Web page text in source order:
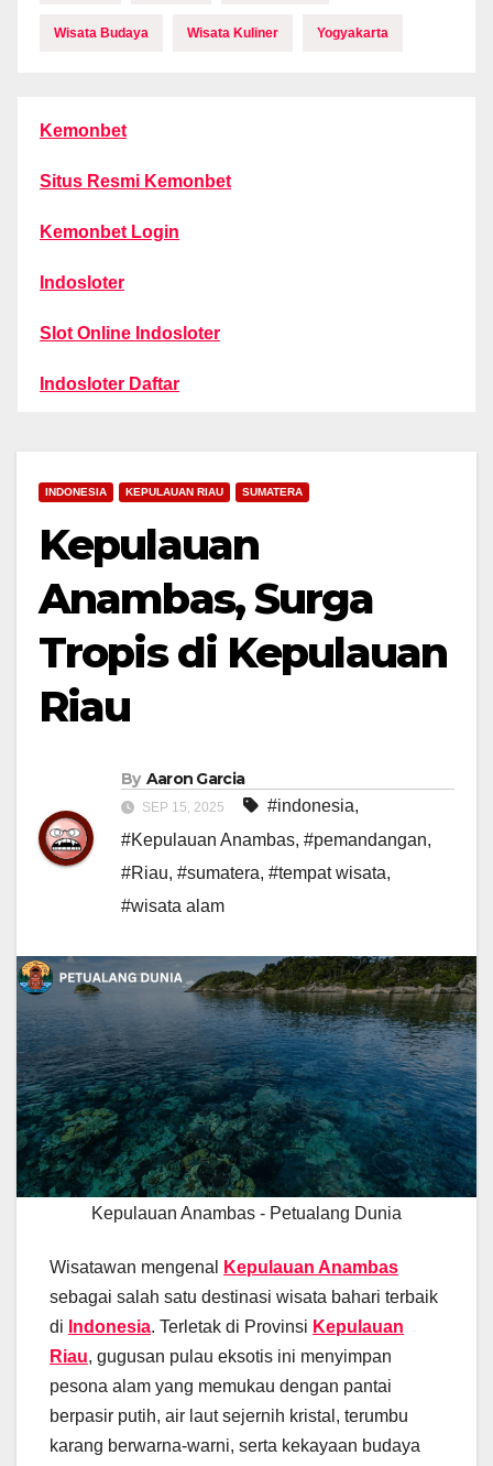
Wisata Budaya Wisata Kuliner Yogyakarta
Kemonbet
Situs Resmi Kemonbet
Kemonbet Login
Indosloter
Slot Online Indosloter
Indosloter Daftar
INDONESIA KEPULAUAN RIAU SUMATERA
Kepulauan
Anambas, Surga
Tropis di Kepulauan
Riau
By Aaron Garcia
SEP 15, 2025 #indonesia,
#Kepulauan Anambas, #pemandangan,
#Riau, #sumatera, #tempat wisata,
#wisata alam
Kepulauan Anambas - Petualang Dunia
Wisatawan mengenal
Kepulauan Anambas
sebagai salah satu destinasi wisata bahari terbaik
di Indonesia. Terletak di Provinsi Kepulauan
Riau, gugusan pulau eksotis ini menyimpan
pesona alam yang memukau dengan pantai
berpasir putih, air laut sejernih kristal, terumbu
karang berwarna-warni, serta kekayaan budaya